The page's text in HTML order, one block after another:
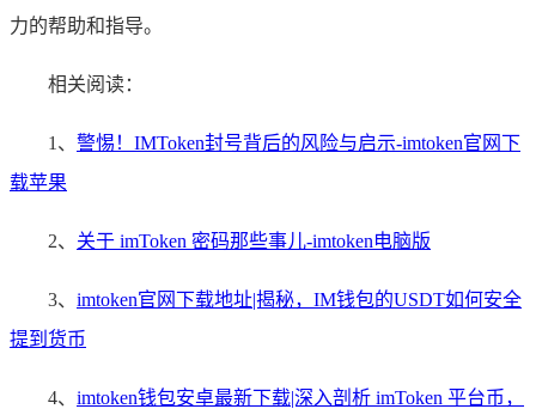
力的帮助和指导。
相关阅读：
1、 警惕！IMToken封号背后的风险与启示-imtoken官网下
载苹果
2、 关于 imToken 密码那些事儿-imtoken电脑版
3、 imtoken官网下载地址|揭秘，IM钱包的USDT如何安全
提到货币
4、 imtoken钱包安卓最新下载|深入剖析 imToken 平台币，